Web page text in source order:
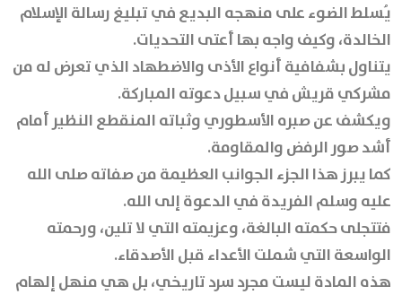
يُسلط الضوء على منهجه البديع في تبليغ رسالة الإسلام
الخالدة، وكيف واجه بها أعتى التحديات.
يتناول بشفافية أنواع الأذى والاضطهاد الذي تعرض له من
مشركي قريش في سبيل دعوته المباركة.
ويكشف عن صبره الأسطوري وثباته المنقطع النظير أمام
أشد صور الرفض والمقاومة.
كما يبرز هذا الجزء الجوانب العظيمة من صفاته صلى الله
عليه وسلم الفريدة في الدعوة إلى الله.
فتتجلى حكمته البالغة، وعزيمته التي لا تلين، ورحمته
الواسعة التي شملت الأعداء قبل الأصدقاء.
هذه المادة ليست مجرد سرد تاريخي، بل هي منهل إلهام